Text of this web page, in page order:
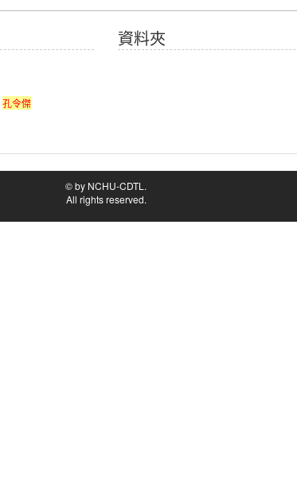
孔令傑
資料夾
© by NCHU-CDTL.
All rights reserved.